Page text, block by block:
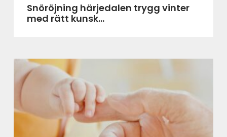
Snöröjning härjedalen trygg vinter
med rätt kunsk...